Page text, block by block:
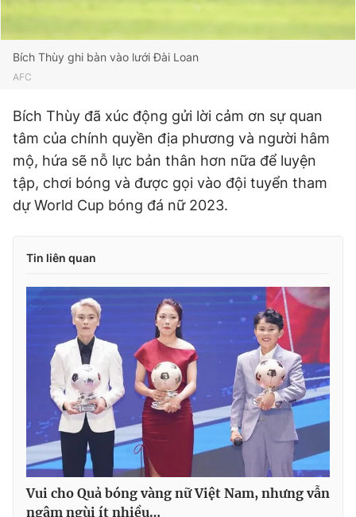
Bích Thùy ghi bàn vào lưới Đài Loan
AFC
Bích Thùy đã xúc động gửi lời cảm ơn sự quan
tâm của chính quyền địa phương và người hâm
mộ, hứa sẽ nỗ lực bản thân hơn nữa để luyện
tập, chơi bóng và được gọi vào đội tuyển tham
dự World Cup bóng đá nữ 2023.
Tin liên quan
Vui cho Quả bóng vàng nữ Việt Nam, nhưng vẫn
ngậm ngùi ít nhiều…